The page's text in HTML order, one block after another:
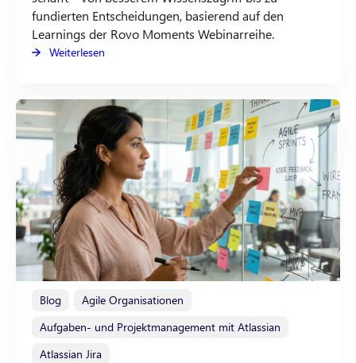
fundierten Entscheidungen, basierend auf den
Learnings der Rovo Moments Webinarreihe.
Weiterlesen
Blog
Agile Organisationen
Aufgaben- und Projektmanagement mit Atlassian
Atlassian Jira